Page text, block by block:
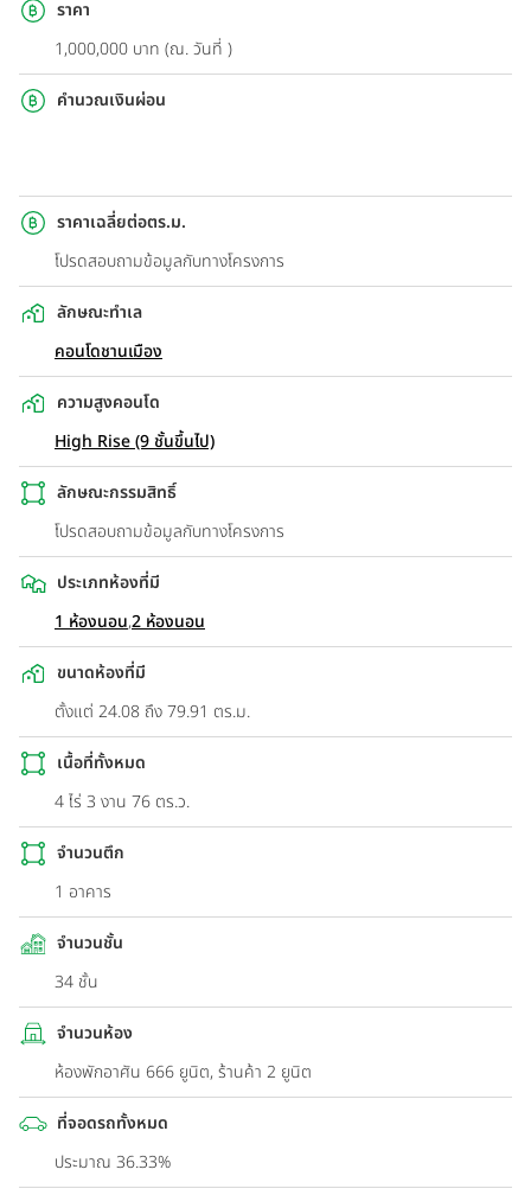
ราคา
1,000,000 บาท (ณ. วันที่ )
คำนวณเงินผ่อน
ราคาเฉลี่ยต่อตร.ม.
โปรดสอบถามข้อมูลกับทางโครงการ
ลักษณะทำเล
คอนโดชานเมือง
ความสูงคอนโด
High Rise (9 ชั้นขึ้นไป)
ลักษณะกรรมสิทธิ์
โปรดสอบถามข้อมูลกับทางโครงการ
ประเภทห้องที่มี
1 ห้องนอน,2 ห้องนอน
ขนาดห้องที่มี
ตั้งแต่ 24.08 ถึง 79.91 ตร.ม.
เนื้อที่ทั้งหมด
4 ไร่ 3 งาน 76 ตร.ว.
จำนวนตึก
1 อาคาร
จำนวนชั้น
34 ชั้น
จำนวนห้อง
ห้องพักอาศัน 666 ยูนิต, ร้านค้า 2 ยูนิต
ที่จอดรถทั้งหมด
ประมาณ 36.33%